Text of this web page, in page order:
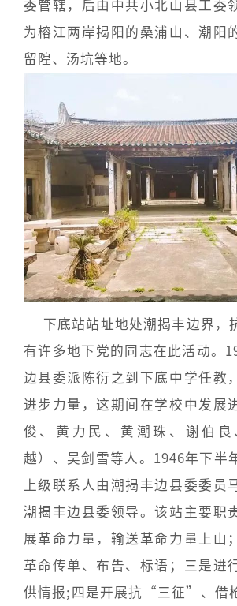
委管辖，后由中共小北山县工委
为榕江两岸揭阳的桑浦山、潮阳
留隍、汤坑等地。
下底站站址地处潮揭丰边界，
有许多地下党的同志在此活动。
边县委派陈衍之到下底中学任教
进步力量，这期间在学校中发展
俊、黄力民、黄潮珠、谢伯良
越）、吴剑雪等人。1946年下半
上级联系人由潮揭丰边县委委员
潮揭丰边县委领导。该站主要职
展革命力量，输送革命力量上山
革命传单、布告、标语；三是进
供情报;四是开展抗“三征”、借